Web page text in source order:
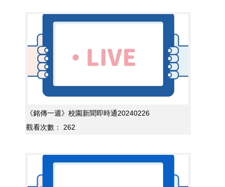
《銘傳一週》校園新聞即時通20240226
觀看次數：
262